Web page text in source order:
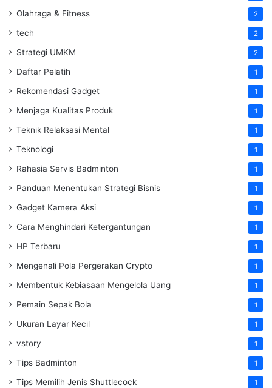
Olahraga & Fitness 2
tech 2
Strategi UMKM 2
Daftar Pelatih 1
Rekomendasi Gadget 1
Menjaga Kualitas Produk 1
Teknik Relaksasi Mental 1
Teknologi 1
Rahasia Servis Badminton 1
Panduan Menentukan Strategi Bisnis 1
Gadget Kamera Aksi 1
Cara Menghindari Ketergantungan 1
HP Terbaru 1
Mengenali Pola Pergerakan Crypto 1
Membentuk Kebiasaan Mengelola Uang 1
Pemain Sepak Bola 1
Ukuran Layar Kecil 1
vstory 1
Tips Badminton 1
Tips Memilih Jenis Shuttlecock 1